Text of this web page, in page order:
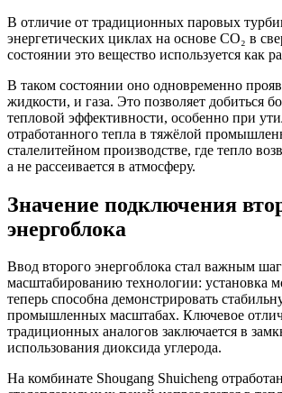
В отличие от традиционных паровых
энергетических циклах на основе CO₂ в
состоянии это вещество используется как
В таком состоянии оно одновременно
жидкости, и газа. Это позволяет добиться
тепловой эффективности, особенно при
отработанного тепла в тяжёлой
сталелитейном производстве, где тепло
а не рассеивается в атмосферу.
Значение подключения
энергоблока
Ввод второго энергоблока стал важным
масштабированию технологии: установка
теперь способна демонстрировать
промышленных масштабах. Ключевое
традиционных аналогов заключается в
использования диоксида углерода.
На комбинате Shougang Shuicheng